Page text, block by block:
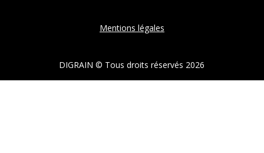
Mentions légales
DIGRAIN © Tous droits réservés 2026